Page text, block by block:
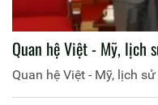
Quan hệ Việt - Mỹ, lịch
Quan hệ Việt - Mỹ, lịch